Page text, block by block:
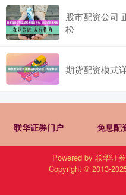
股市配资公司
松
期货配资模式
联华证券门户 免息配
Powered by 联华证
Copyright © 2013-